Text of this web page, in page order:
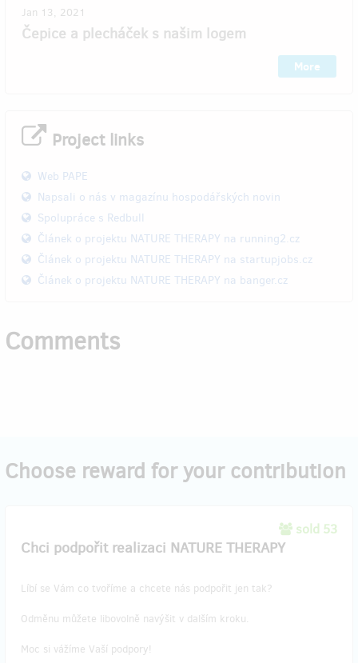
Jan 13, 2021
Čepice a plecháček s našim logem
More
Project links
Web PAPE
Napsali o nás v magazínu hospodářských novin
Spolupráce s Redbull
Článek o projektu NATURE THERAPY na running2.cz
Článek o projektu NATURE THERAPY na startupjobs.cz
Článek o projektu NATURE THERAPY na banger.cz
Comments
Choose reward for your contribution
sold 53
Chci podpořit realizaci NATURE THERAPY
Líbí se Vám co tvoříme a chcete nás podpořit jen tak?
Odměnu můžete libovolně navýšit v dalším kroku.
Moc si vážíme Vaší podpory!